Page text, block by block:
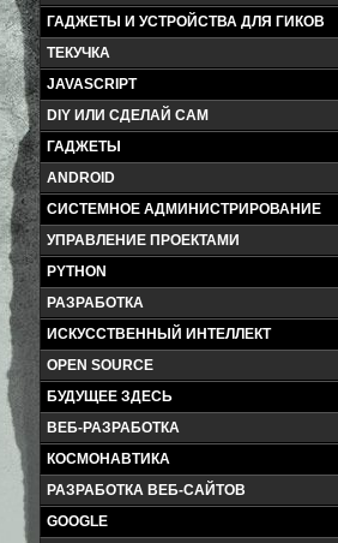
ГАДЖЕТЫ И УСТРОЙСТВА ДЛЯ ГИКОВ
ТЕКУЧКА
JAVASCRIPT
DIY ИЛИ СДЕЛАЙ САМ
ГАДЖЕТЫ
ANDROID
СИСТЕМНОЕ АДМИНИСТРИРОВАНИЕ
УПРАВЛЕНИЕ ПРОЕКТАМИ
PYTHON
РАЗРАБОТКА
ИСКУССТВЕННЫЙ ИНТЕЛЛЕКТ
OPEN SOURCE
БУДУЩЕЕ ЗДЕСЬ
ВЕБ-РАЗРАБОТКА
КОСМОНАВТИКА
РАЗРАБОТКА ВЕБ-САЙТОВ
GOOGLE